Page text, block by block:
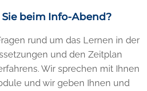
beim Info-Abend?
rund um das Lernen in der
und den Zeitplan
Wir sprechen mit Ihnen
und wir geben Ihnen und